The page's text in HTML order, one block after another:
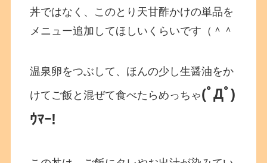
丼ではなく、このとり天甘酢かけの単品を
メニュー追加してほしいくらいです（＾＾
温泉卵をつぶして、ほんの少し生醤油をか
けてご飯と混ぜて食べたらめっちゃ(ﾟДﾟ)
ｳﾏｰ!